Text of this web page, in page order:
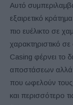
Αυτό
εξαιρετικό
πιο ευέλικτο σε
χαρακτηριστικό
Casing φέρνει το
αποστάσεων αλλά
που ωφελούν
και περισσότερο